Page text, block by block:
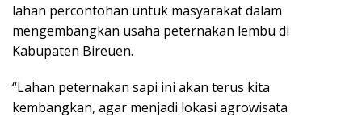
lahan percontohan untuk masyarakat dalam
mengembangkan usaha peternakan lembu di
Kabupaten Bireuen.
“Lahan peternakan sapi ini akan terus kita
kembangkan, agar menjadi lokasi agrowisata